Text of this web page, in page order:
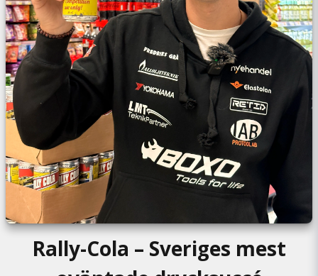
Rally-Cola – Sveriges mest